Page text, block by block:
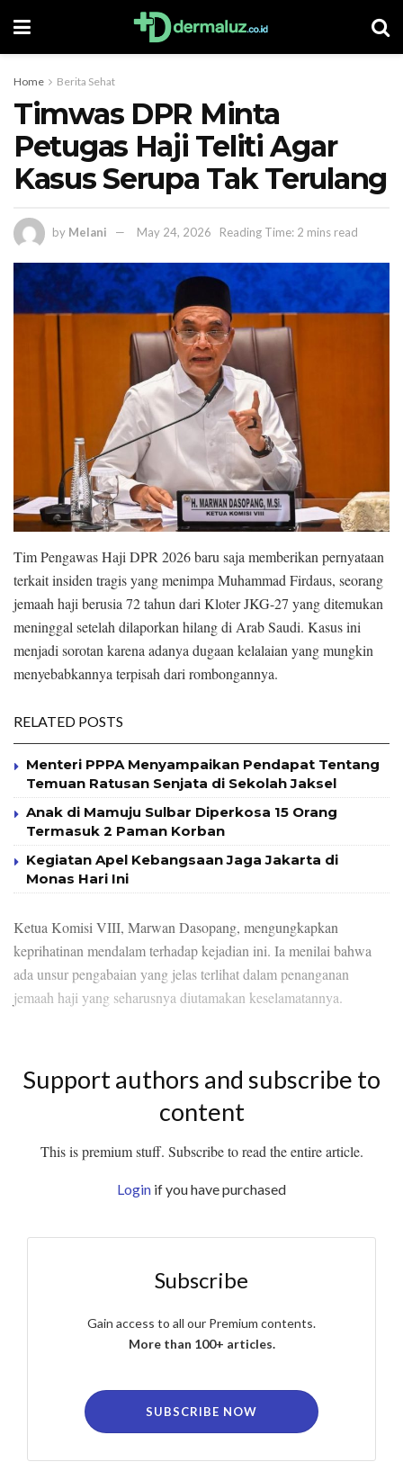
Home Berita Sehat
Timwas DPR Minta
Petugas Haji Teliti Agar
Kasus Serupa Tak Terulang
by Melani May 24, 2026 Reading Time: 2 mins read
Tim Pengawas Haji DPR 2026 baru saja memberikan pernyataan
terkait insiden tragis yang menimpa Muhammad Firdaus, seorang
jemaah haji berusia 72 tahun dari Kloter JKG-27 yang ditemukan
meninggal setelah dilaporkan hilang di Arab Saudi. Kasus ini
menjadi sorotan karena adanya dugaan kelalaian yang mungkin
menyebabkannya terpisah dari rombongannya.
RELATED POSTS
Menteri PPPA Menyampaikan Pendapat Tentang
Temuan Ratusan Senjata di Sekolah Jaksel
Anak di Mamuju Sulbar Diperkosa 15 Orang
Termasuk 2 Paman Korban
Kegiatan Apel Kebangsaan Jaga Jakarta di
Monas Hari Ini
Ketua Komisi VIII, Marwan Dasopang, mengungkapkan
keprihatinan mendalam terhadap kejadian ini. Ia menilai bahwa
ada unsur pengabaian yang jelas terlihat dalam penanganan
jemaah haji yang seharusnya diutamakan keselamatannya.
Support authors and subscribe to
content
This is premium stuff. Subscribe to read the entire article.
Login if you have purchased
Subscribe
Gain access to all our Premium contents.
More than 100+ articles.
SUBSCRIBE NOW